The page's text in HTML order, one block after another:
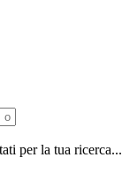
per la tua ricerca...